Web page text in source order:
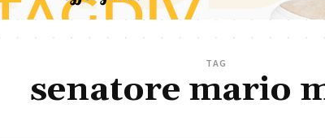
TAG
senatore mario